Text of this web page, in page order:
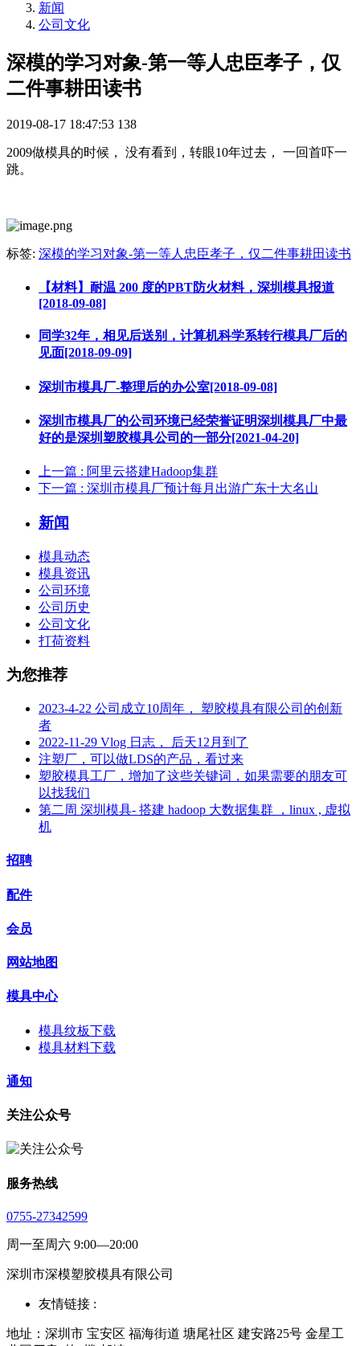
新闻
公司文化
深模的学习对象-第一等人忠臣孝子，仅
二件事耕田读书
2019-08-17 18:47:53 138
2009做模具的时候， 没有看到，转眼10年过去， 一回首吓一
跳。
标签: 深模的学习对象-第一等人忠臣孝子，仅二件事耕田读书
【材料】耐温 200 度的PBT防火材料，深圳模具报道
[2018-09-08]
同学32年，相见后送别，计算机科学系转行模具厂后的
见面[2018-09-09]
深圳市模具厂-整理后的办公室[2018-09-08]
深圳市模具厂的公司环境已经荣誉证明深圳模具厂中最
好的是深圳塑胶模具公司的一部分[2021-04-20]
上一篇 : 阿里云搭建Hadoop集群
下一篇 : 深圳市模具厂预计每月出游广东十大名山
新闻
模具动态
模具资讯
公司环境
公司历史
公司文化
打荷资料
为您推荐
2023-4-22 公司成立10周年， 塑胶模具有限公司的创新
者
2022-11-29 Vlog 日志， 后天12月到了
注塑厂，可以做LDS的产品，看过来
塑胶模具工厂，增加了这些关键词，如果需要的朋友可
以找我们
第二周 深圳模具- 搭建 hadoop 大数据集群 ，linux , 虚拟
机
招聘
配件
会员
网站地图
模具中心
模具纹板下载
模具材料下载
通知
关注公众号
服务热线
0755-27342599
周一至周六 9:00—20:00
深圳市深模塑胶模具有限公司
友情链接 :
地址：深圳市 宝安区 福海街道 塘尾社区 建安路25号 金星工